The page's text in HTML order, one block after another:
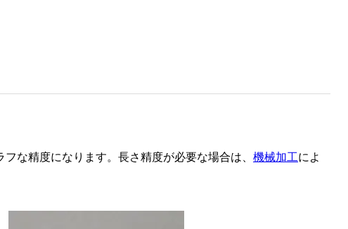
な精度になります。長さ精度が必要な場合は、 機械加工によ